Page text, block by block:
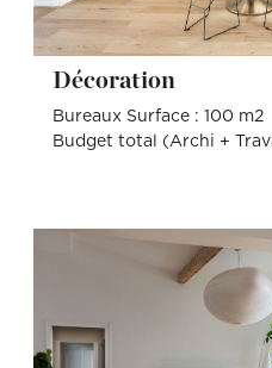
Décoration
Bureaux Surface : 100 m2
Budget total (Archi +